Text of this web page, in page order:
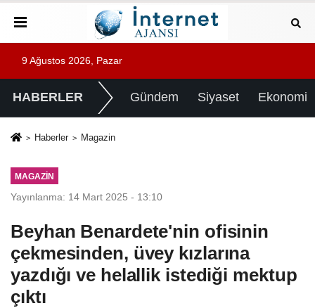
9 Ağustos 2026, Pazar
HABERLER Gündem Siyaset Ekonomi
Haberler Magazin
MAGAZIN
Yayınlanma: 14 Mart 2025 - 13:10
Beyhan Benardete'nin ofisinin
çekmesinden, üvey kızlarına
yazdığı ve helallik istediği mektup
çıktı